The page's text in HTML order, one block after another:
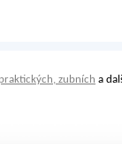
praktických, zubních a